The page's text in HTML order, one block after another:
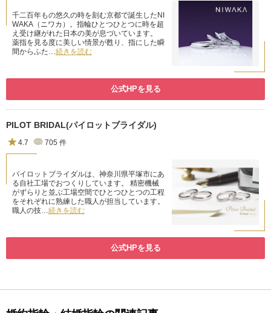
千二百年もの悠久の時を刻む京都で誕生したNI
WAKA（ニワカ）。指輪ひとつひとつに時を超
え受け継がれた日本の美が息づいています。
薬指を見る度に美しい情景が甦り、指にした瞬
間からふた… 続きを読む
公式HPを見る
PILOT BRIDAL(パイロットブライダル)
4.7 705 件
パイロットブライダルは、神奈川県平塚市にあ
る自社工場でおつくりしています。 精密機械
がずらりと並ぶ工場空間でひとつひとつの工程
をそれぞれに熟練した職人が担当しています。
職人の技… 続きを読む
公式HPを見る